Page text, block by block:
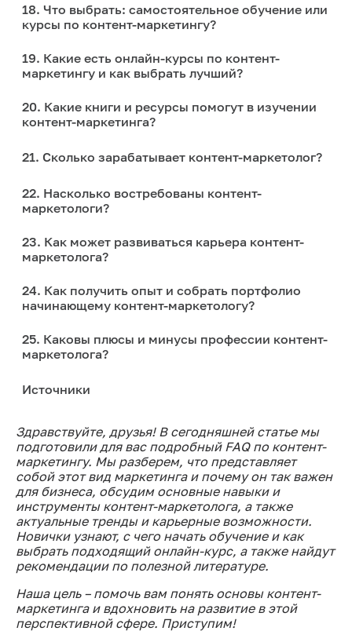
18. Что выбрать: самостоятельное обучение или
курсы по контент-маркетингу?
19. Какие есть онлайн-курсы по контент-
маркетингу и как выбрать лучший?
20. Какие книги и ресурсы помогут в изучении
контент-маркетинга?
21. Сколько зарабатывает контент-маркетолог?
22. Насколько востребованы контент-
маркетологи?
23. Как может развиваться карьера контент-
маркетолога?
24. Как получить опыт и собрать портфолио
начинающему контент-маркетологу?
25. Каковы плюсы и минусы профессии контент-
маркетолога?
Источники
Здравствуйте, друзья! В сегодняшней статье мы
подготовили для вас подробный FAQ по контент-
маркетингу. Мы разберем, что представляет
собой этот вид маркетинга и почему он так важен
для бизнеса, обсудим основные навыки и
инструменты контент-маркетолога, а также
актуальные тренды и карьерные возможности.
Новички узнают, с чего начать обучение и как
выбрать подходящий онлайн-курс, а также найдут
рекомендации по полезной литературе.
Наша цель – помочь вам понять основы контент-
маркетинга и вдохновить на развитие в этой
перспективной сфере. Приступим!